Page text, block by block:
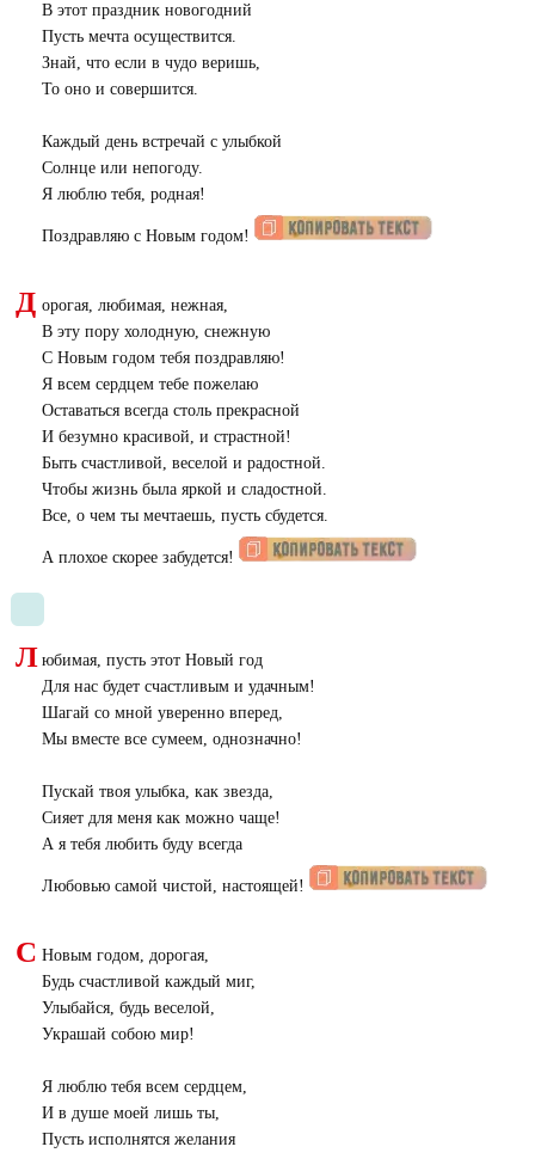
В этот праздник новогодний
Пусть мечта осуществится.
Знай, что если в чудо веришь,
То оно и совершится.
Каждый день встречай с улыбкой
Солнце или непогоду.
Я люблю тебя, родная!
Поздравляю с Новым годом!
Д орогая, любимая, нежная,
В эту пору холодную, снежную
С Новым годом тебя поздравляю!
Я всем сердцем тебе пожелаю
Оставаться всегда столь прекрасной
И безумно красивой, и страстной!
Быть счастливой, веселой и радостной.
Чтобы жизнь была яркой и сладостной.
Все, о чем ты мечтаешь, пусть сбудется.
А плохое скорее забудется!
Л юбимая, пусть этот Новый год
Для нас будет счастливым и удачным!
Шагай со мной уверенно вперед,
Мы вместе все сумеем, однозначно!
Пускай твоя улыбка, как звезда,
Сияет для меня как можно чаще!
А я тебя любить буду всегда
Любовью самой чистой, настоящей!
С Новым годом, дорогая,
Будь счастливой каждый миг,
Улыбайся, будь веселой,
Украшай собою мир!
Я люблю тебя всем сердцем,
И в душе моей лишь ты,
Пусть исполнятся желания